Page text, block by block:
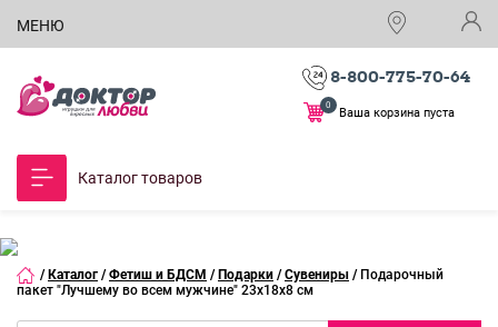
МЕНЮ
8-800-775-70-64
Ваша корзина пуста
0
Каталог товаров
/ Каталог / Фетиш и БДСМ / Подарки / Сувениры / Подарочный
пакет "Лучшему во всем мужчине" 23х18х8 см